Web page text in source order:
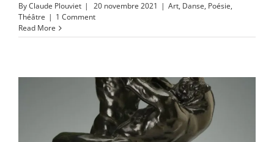
ByClaude Plouviet | 20 novembre 2021 | Art, Danse, Poésie,
Théâtre | 1 Comment
Read More